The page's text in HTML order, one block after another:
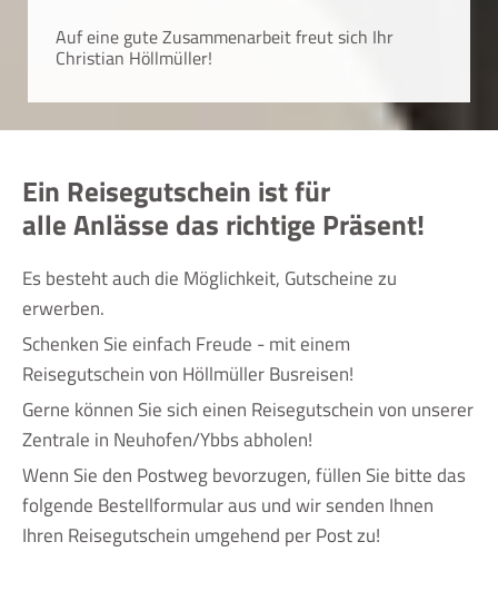
Auf eine gute Zusammenarbeit freut sich Ihr
Christian Höllmüller!
Ein Reisegutschein ist für
alle Anlässe das richtige Präsent!
Es besteht auch die Möglichkeit, Gutscheine zu
erwerben.
Schenken Sie einfach Freude - mit einem
Reisegutschein von Höllmüller Busreisen!
Gerne können Sie sich einen Reisegutschein von unserer
Zentrale in Neuhofen/Ybbs abholen!
Wenn Sie den Postweg bevorzugen, füllen Sie bitte das
folgende Bestellformular aus und wir senden Ihnen
Ihren Reisegutschein umgehend per Post zu!